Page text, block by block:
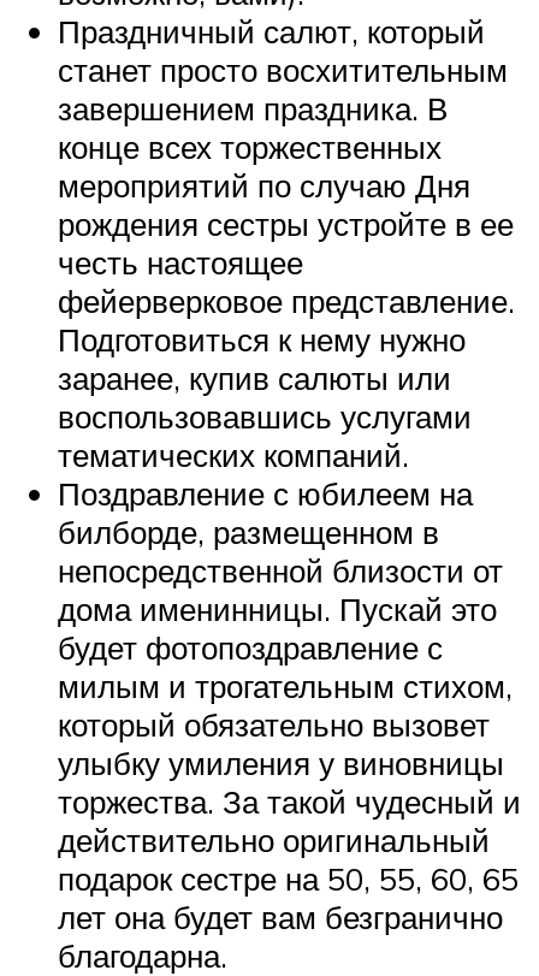
Праздничный салют, который
станет просто восхитительным
завершением праздника. В
конце всех торжественных
мероприятий по случаю Дня
рождения сестры устройте в ее
честь настоящее
фейерверковое представление.
Подготовиться к нему нужно
заранее, купив салюты или
воспользовавшись услугами
тематических компаний.
Поздравление с юбилеем на
билборде, размещенном в
непосредственной близости от
дома именинницы. Пускай это
будет фотопоздравление с
милым и трогательным стихом,
который обязательно вызовет
улыбку умиления у виновницы
торжества. За такой чудесный и
действительно оригинальный
подарок сестре на 50, 55, 60, 65
лет она будет вам безгранично
благодарна.